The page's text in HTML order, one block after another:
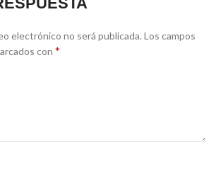
electrónico no será publicada.Los campos
con *